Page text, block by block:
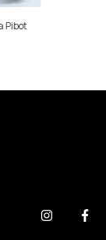
Pibot